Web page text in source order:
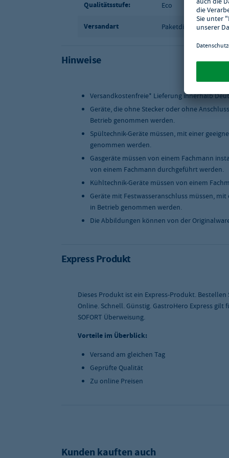
Qualitätsstufe: Eco
Versandart Paketdienst
Hinweise
Versandkostenfreie* Lieferung innerhalb
Geräte, die ohne Stecker oder ohne
Betrieb genommen werden.
Spültechnik-Geräte müssen, mit einer
genommen werden.
Gasgeräte müssen von einem Fachmann
von einem Fachmann durchgeführt werden.
Kühltechnik-Geräte müssen von einem
Geräte mit Festwasseranschluss müssen,
in Betrieb genommen werden.
Die Abbildungen können von der
Express Produkt
Dieses Produkt ist ein Express-Produkt.
Online. Schnell. Günstig. GastroHero Express
SOFORT Überweisung.
Vorteile im Überblick:
Versand am gleichen Tag
Geprüfte Qualität
Zu online Preisen
Kunden kauften auch